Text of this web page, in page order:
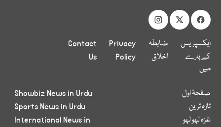
ایکسپریس
کے بارے
میں
ضابطہ
اخلاق
Privacy
Policy
Contact
Us
صفحۂ اول
تازہ ترین
غزہ لہو لہو
Showbiz News in Urdu
Sports News in Urdu
International News in